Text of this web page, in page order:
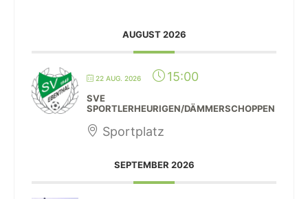
AUGUST 2026
22 AUG. 2026 15:00
SVE
SPORTLERHEURIGEN/DÄMMERSCHOPPEN
Sportplatz
SEPTEMBER 2026